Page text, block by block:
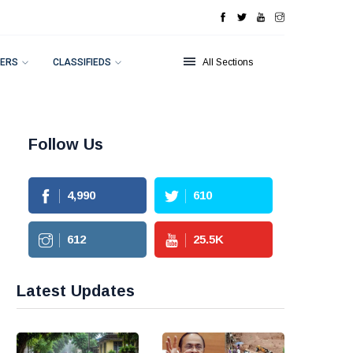
CLASSIFIEDS All Sections
Follow Us
4,990 610
612 25.5K
Latest Updates